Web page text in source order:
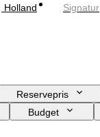
Holland Signatur
Reservepris
Budget